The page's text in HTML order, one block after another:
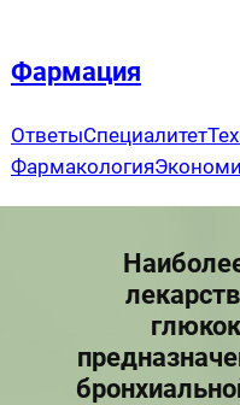
содержимому
Фармация
ОтветыСпециалитет
Фармакология